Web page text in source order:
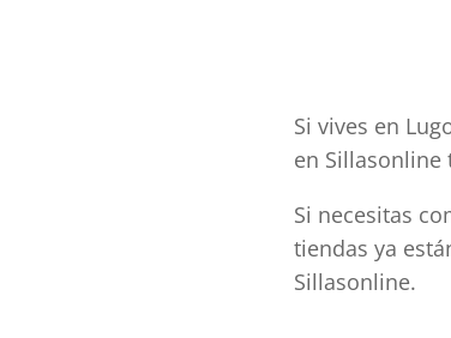
Si vives en
en Sillasonline
Si necesitas
tiendas ya
Sillasonline.